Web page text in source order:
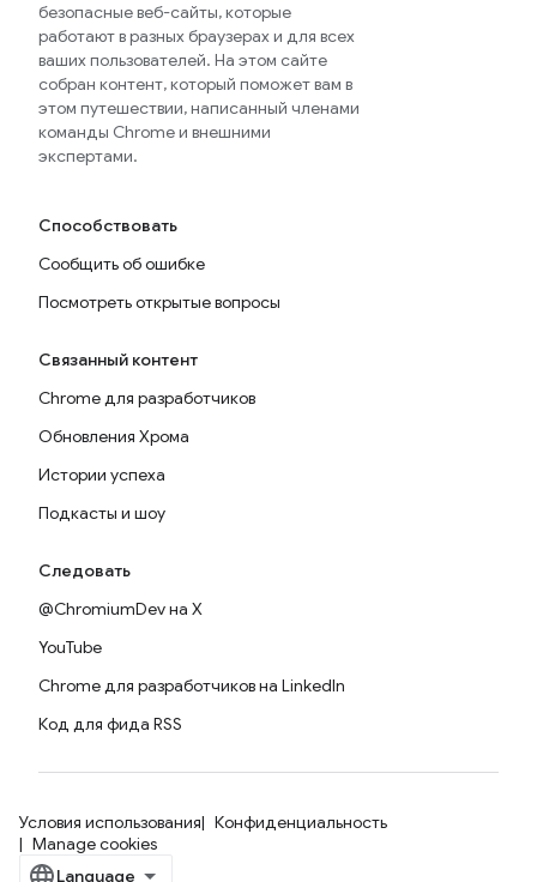
безопасные веб-сайты, которые
работают в разных браузерах и для всех
ваших пользователей. На этом сайте
собран контент, который поможет вам в
этом путешествии, написанный членами
команды Chrome и внешними
экспертами.
Способствовать
Сообщить об ошибке
Посмотреть открытые вопросы
Связанный контент
Chrome для разработчиков
Обновления Хрома
Истории успеха
Подкасты и шоу
Следовать
@ChromiumDev на X
YouTube
Chrome для разработчиков на LinkedIn
Код для фида RSS
Условия использования
Конфиденциальность
Manage cookies